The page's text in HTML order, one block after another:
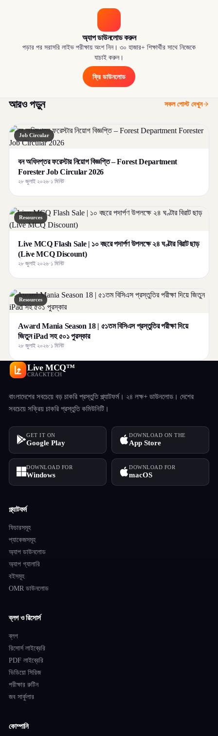
অ্যাপ ডাউনলোড করুন
পড়ার পর সরাসরি লাইভ পরীক্ষায় অংশ নিন। ৩০ হাজার+ শিক্ষার্থীর সাথে নিজেকে
যাচাই করুন।
ফ্রি ডাউনলোড
আরও পড়ুন সকল পোস্ট দেখুন
Job Circular
বন অধিদপ্তর ফরেস্টার নিয়োগ বিজ্ঞপ্তি – Forest Department
Forester Job Circular 2026
২৮ জুলাই ২০২৬·১ মিনিট
Resources
Live MCQ Flash Sale | ১০ বছরে পদার্পণ উপলক্ষে ২৪ ঘণ্টার বিরাট ছাড়
(Live MCQ Discount)
২৮ জুলাই ২০২৬·১ মিনিট
Resources
Award Mania Season 18 | ৫১তম বিসিএস প্রস্তুতির পরীক্ষা দিয়ে
জিতুন iPad সহ ৫০১ পুরস্কার
২৮ জুলাই ২০২৬·১ মিনিট
Live MCQ™
CRACKTECH
বাংলাদেশের সবচেয়ে বড় চাকরি প্রস্তুতি প্ল্যাটফর্ম। ২৪ লক্ষ+ ডাউনলোড। দেশের
সবচেয়ে সক্রিয় চাকরি প্রস্তুতি কমিউনিটি।
GET IT ON
Google Play
DOWNLOAD ON THE
App Store
DOWNLOAD FOR
Windows
DOWNLOAD FOR
macOS
প্ল্যাটফর্ম
ফিচারসমূহ
প্যাকেজসমূহ
অ্যাপ ডাউনলোড
অ্যাপ গ্যালারি
বইসমূহ
OMR ডাউনলোড
ব্লগ ও রিসোর্স
ব্লগ
রিসোর্স লাইব্রেরি
PDF লাইব্রেরি
ভিডিয়ো সিরিজ
পরীক্ষার রুটিন
জব সার্কুলার
কোম্পানি